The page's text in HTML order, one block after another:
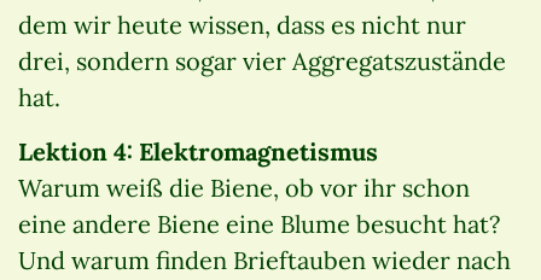
dem wir heute wissen, dass es nicht nur
drei, sondern sogar vier Aggregatszustände
hat.
Lektion 4: Elektromagnetismus
Warum weiß die Biene, ob vor ihr schon
eine andere Biene eine Blume besucht hat?
Und warum finden Brieftauben wieder nach